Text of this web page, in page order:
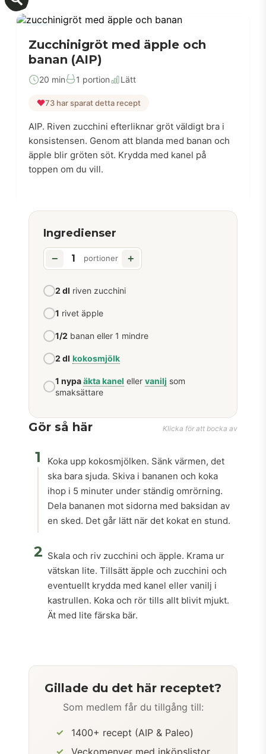
Zucchinigröt med äpple och
banan (AIP)
20 min 1 portion Lätt
73 har sparat detta recept
AIP. Riven zucchini efterliknar gröt väldigt bra i
konsistensen. Genom att blanda med banan och
äpple blir gröten söt. Krydda med kanel på
toppen om du vill.
Ingredienser
− portioner +
2 dl riven zucchini
1 rivet äpple
1/2 banan eller 1 mindre
2 dl kokosmjölk
1 nypaäkta kanel eller vanilj som
smaksättare
Gör så här Klicka för att bocka av
1
Koka upp kokosmjölken. Sänk värmen, det
ska bara sjuda. Skiva i bananen och koka
ihop i 5 minuter under ständig omrörning.
Dela bananen mot sidorna med baksidan av
en sked. Det går lätt när det kokat en stund.
2 Skala och riv zucchini och äpple. Krama ur
vätskan lite. Tillsätt äpple och zucchini och
eventuellt krydda med kanel eller vanilj i
kastrullen. Koka och rör tills allt blivit mjukt.
Ät med lite färska bär.
Gillade du det här receptet?
Som medlem får du tillgång till:
1400+ recept (AIP & Paleo)
Veckomenyer med inköpslistor